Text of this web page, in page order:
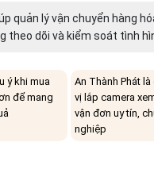
quản lý vận chuyển hàng
theo dõi và kiểm soát tình
ý khi mua
để mang
An Thành Phát là
vị lắp camera
vận đơn uy tín,
nghiệp